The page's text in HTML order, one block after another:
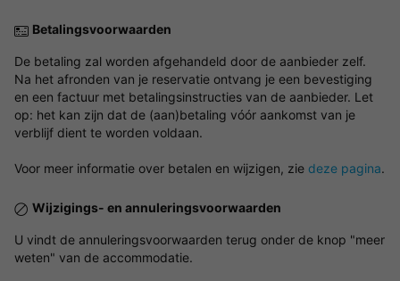
Betalingsvoorwaarden
De betaling zal worden afgehandeld door de aanbieder zelf.
Na het afronden van je reservatie ontvang je een bevestiging
en een factuur met betalingsinstructies van de aanbieder. Let
op: het kan zijn dat de (aan)betaling vóór aankomst van je
verblijf dient te worden voldaan.
Voor meer informatie over betalen en wijzigen, zie deze pagina.
Wijzigings- en annuleringsvoorwaarden
U vindt de annuleringsvoorwaarden terug onder de knop "meer
weten" van de accommodatie.